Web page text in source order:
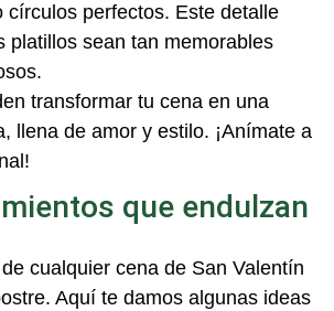
círculos perfectos. Este detalle
platillos sean tan memorables
transformar tu cena en una
llena de amor y estilo. ¡Anímate a
que endulzan
cualquier cena de San Valentín
Aquí te damos algunas ideas